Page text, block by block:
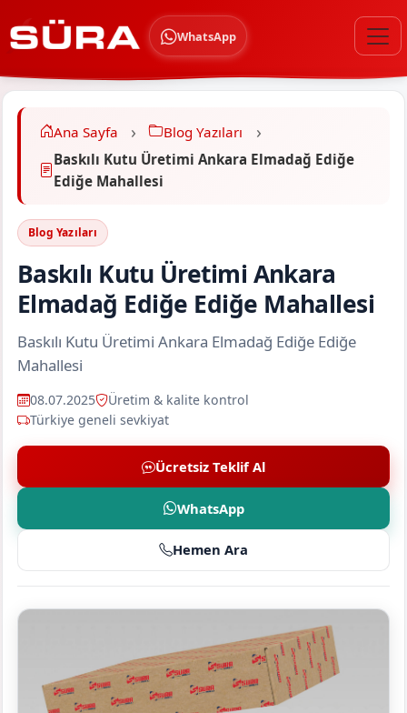
WhatsApp
Ana Sayfa
Blog Yazıları
Baskılı Kutu Üretimi Ankara Elmadağ Ediğe
Ediğe Mahallesi
Blog Yazıları
Baskılı Kutu Üretimi Ankara
Elmadağ Ediğe Ediğe Mahallesi
Baskılı Kutu Üretimi Ankara Elmadağ Ediğe Ediğe
Mahallesi
08.07.2025
Üretim & kalite kontrol
Türkiye geneli sevkiyat
Ücretsiz Teklif Al
WhatsApp
Hemen Ara